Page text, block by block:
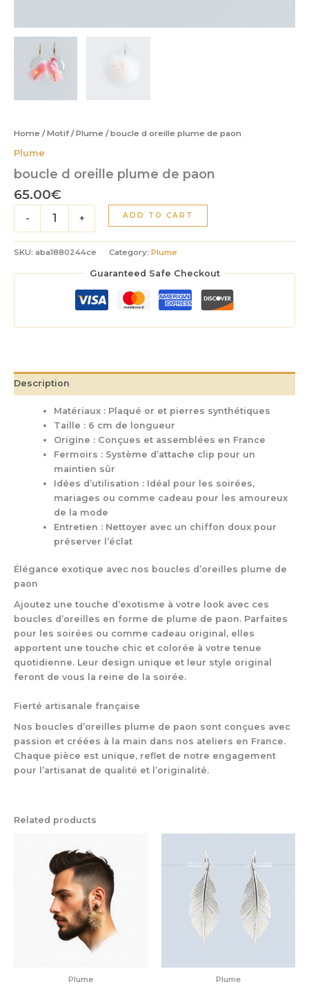
Home /Motif /Plume / boucle d oreille plume de paon
Plume
boucle d oreille plume de paon
65.00€
-
oreille
plume
+ ADD TO CART
SKU: aba1880244ce Category: Plume
Guaranteed Safe Checkout
Description
Matériaux : Plaqué or et pierres synthétiques
Taille : 6 cm de longueur
Origine : Conçues et assemblées en France
Fermoirs : Système d’attache clip pour un
maintien sûr
Idées d’utilisation : Idéal pour les soirées,
mariages ou comme cadeau pour les amoureux
de la mode
Entretien : Nettoyer avec un chiffon doux pour
préserver l’éclat
Élégance exotique avec nos boucles d’oreilles plume de
paon
Ajoutez une touche d’exotisme à votre look avec ces
boucles d’oreilles en forme de plume de paon. Parfaites
pour les soirées ou comme cadeau original, elles
apportent une touche chic et colorée à votre tenue
quotidienne. Leur design unique et leur style original
feront de vous la reine de la soirée.
Fierté artisanale française
Nos boucles d’oreilles plume de paon sont conçues avec
passion et créées à la main dans nos ateliers en France.
Chaque pièce est unique, reflet de notre engagement
pour l’artisanat de qualité et l’originalité.
Related products
Plume Plume